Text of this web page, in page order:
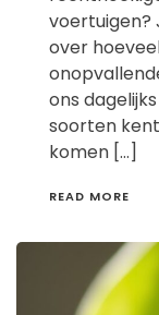
voertuigen?
over
ons
soorten
komen […]
READ MORE